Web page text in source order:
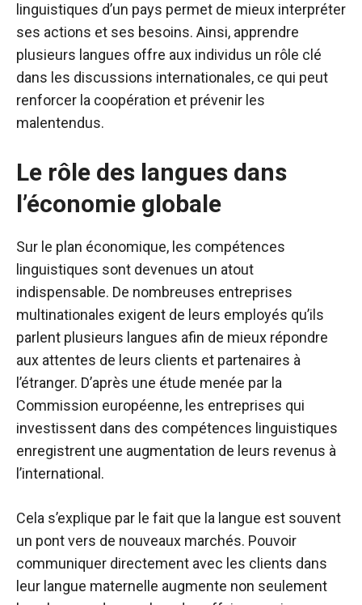
linguistiques d’un pays permet de mieux interpréter
ses actions et ses besoins. Ainsi, apprendre
plusieurs langues offre aux individus un rôle clé
dans les discussions internationales, ce qui peut
renforcer la coopération et prévenir les
malentendus.
Le rôle des langues dans
l’économie globale
Sur le plan économique, les compétences
linguistiques sont devenues un atout
indispensable. De nombreuses entreprises
multinationales exigent de leurs employés qu’ils
parlent plusieurs langues afin de mieux répondre
aux attentes de leurs clients et partenaires à
l’étranger. D’après une étude menée par la
Commission européenne, les entreprises qui
investissent dans des compétences linguistiques
enregistrent une augmentation de leurs revenus à
l’international.
Cela s’explique par le fait que la langue est souvent
un pont vers de nouveaux marchés. Pouvoir
communiquer directement avec les clients dans
leur langue maternelle augmente non seulement